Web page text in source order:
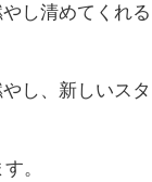
し清めてくれる
し、新しいスタ
。